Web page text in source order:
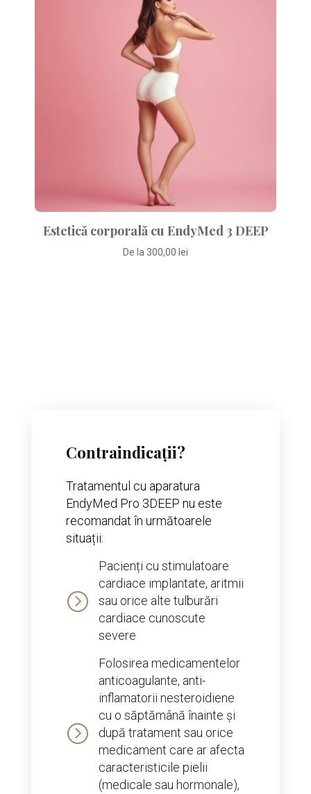
Estetică corporală cu EndyMed 3 DEEP
De la 300,00 lei
Contraindicații?
Tratamentul cu aparatura
EndyMed Pro 3DEEP nu este
recomandat în următoarele
situații:
=
Pacienți cu stimulatoare
cardiace implantate, aritmii
sau orice alte tulburări
cardiace cunoscute
severe
=
Folosirea medicamentelor
anticoagulante, anti-
inflamatorii nesteroidiene
cu o săptămână înainte și
după tratament sau orice
medicament care ar afecta
caracteristicile pielii
(medicale sau hormonale),